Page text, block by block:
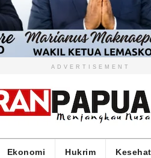
ADVERTISEMENT
Ekonomi Hukrim